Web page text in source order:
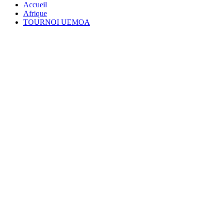
Accueil
Afrique
TOURNOI UEMOA